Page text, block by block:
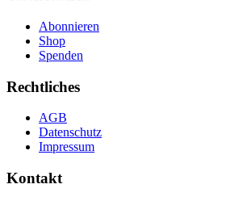
Abonnieren
Shop
Spenden
Rechtliches
AGB
Datenschutz
Impressum
Kontakt